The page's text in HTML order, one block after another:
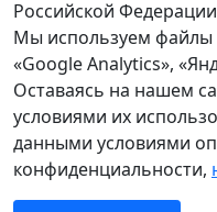
Российской
Мы используем файлы
«Google Analytics»,
Оставаясь на нашем
условиями их
данными условиями
конфиденциальности,